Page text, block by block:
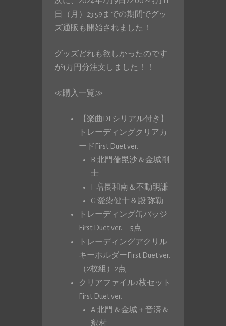
日（月）23:59までの期間でグッ
ズ通販も開始されました！
グッズどれも欲しかったのです
が1万円分注文しました！！
≪購入一覧≫
【楽曲DLシリアル付き】
トレーディングクリアカ
ードFirst Duet ver.
B 北門倫毘沙＆金城剛
士
F 増長和南＆不動明謙
G 愛染健十＆殿 弥勒
トレーディング缶バッジ
First Duet ver. 5点
トレーディングアクリル
キーホルダーFirst Duet ver.
（2枚組）2点
クリアファイル2枚セット
First Duet ver.
A 北門＆金城＋音済＆
釈村